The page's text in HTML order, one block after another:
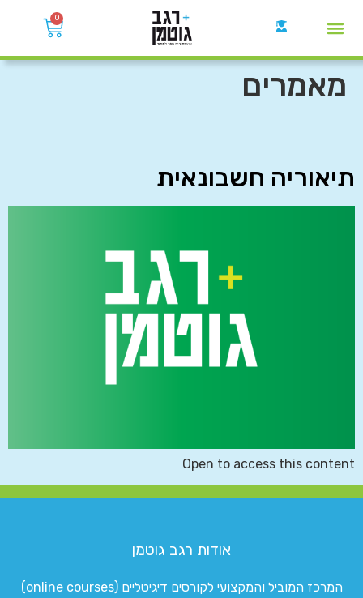
0
מאמרים
תיאוריה חשבונאית
Open to access this content
אודות רגב גוטמן
המרכז המוביל והמקצועי לקורסים דיגיטליים (online courses)